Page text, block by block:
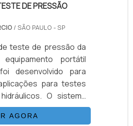
DE PRESSÃO
/ SÃO PAULO - SP
teste de pressão da
portátil
desenvolvido para
para testes
O sistema
de teste é composto
uma bomba
AGORA